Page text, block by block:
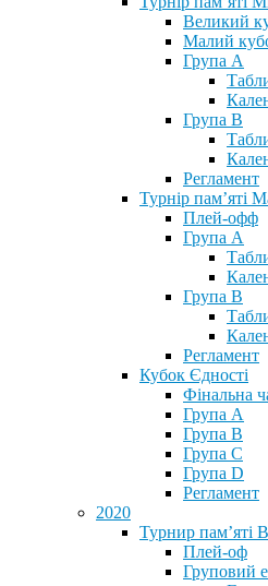
Великий
Малий
Група А
Група В
Регламент
Турнір пам’яті
Плей-офф
Група А
Група В
Регламент
Кубок Єдності
Фінальна
Група А
Група В
Група С
Група D
Регламент
2020
Турнир пам’яті
Плей-оф
Груповий